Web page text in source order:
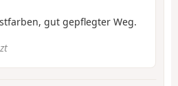
gut gepflegter Weg.